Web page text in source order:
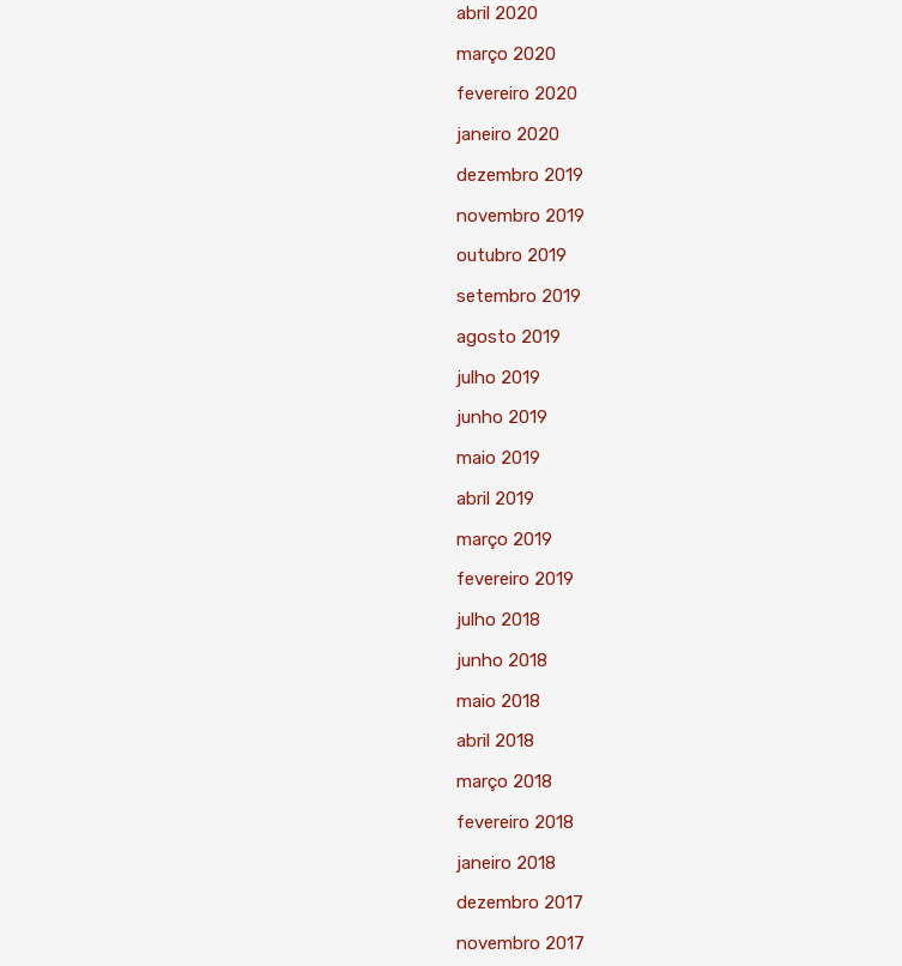
abril 2020
março 2020
fevereiro 2020
janeiro 2020
dezembro 2019
novembro 2019
outubro 2019
setembro 2019
agosto 2019
julho 2019
junho 2019
maio 2019
abril 2019
março 2019
fevereiro 2019
julho 2018
junho 2018
maio 2018
abril 2018
março 2018
fevereiro 2018
janeiro 2018
dezembro 2017
novembro 2017